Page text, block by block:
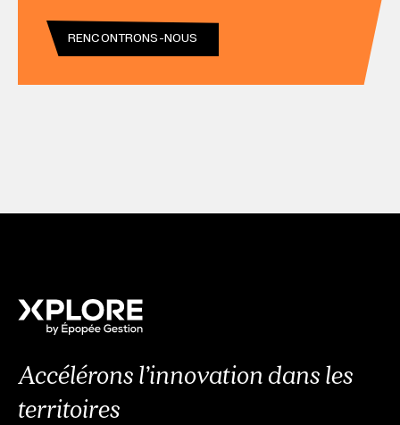
RENCONTRONS-NOUS
Accélérons l’innovation dans les
territoires